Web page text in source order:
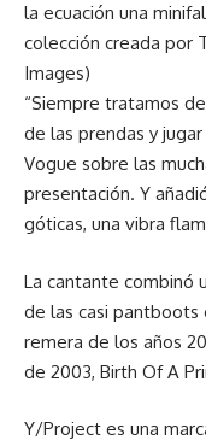
la ecuación una
colección creada por
Images)
“Siempre tratamos
de las prendas y
Vogue sobre las
presentación. Y
góticas, una vibra
La cantante combinó
de las casi pantboots
remera de los años
de 2003, Birth Of A
Y/Project es una